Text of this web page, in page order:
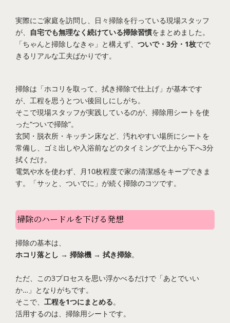
実際にご家庭を訪問し、日々掃除を行っている現場スタッフ
が、
自宅でも無理なく続けている掃除習慣をまとめました。
「ちゃんと掃除しなきゃ」と構えず、 ついで・3分・1枚でで
きるリアルな工夫ばかりです。
掃除は「ホコリを取って、拭き掃除で仕上げ」が基本です
が、工程を思うとつい後回しにしがち。
そこで現場スタッフが実践しているのが、掃除用シートを使
った“ついで掃除”。
玄関・脱衣所・キッチン床など、汚れやすい場所にシートを
常備し、ゴミ出しや入浴前などのタイミングで上から下へ3分
拭くだけ。
電気や水を使わず、月10枚程度で家の清潔感をキープできま
す。「サッと、ついでに」が続く掃除のコツです。
掃除のハードルを下げる発想
掃除の基本は、
ホコリ落とし → 掃除機 → 拭き掃除。
ただ、この3プロセスを思い浮かべるだけで「あとでいい
か…」となりがちです。
そこで、 工程を1つにまとめる。
活用するのは、掃除用シートです。